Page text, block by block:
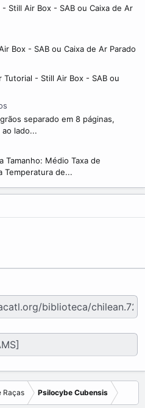
Still Air Box - SAB ou Caixa de Ar
Box - SAB ou Caixa de Ar Parado
Tutorial - Still Air Box - SAB ou
separado em 8 páginas,
lado...
Tamanho: Médio Taxa de
Temperatura de...
Raças Psilocybe Cubensis